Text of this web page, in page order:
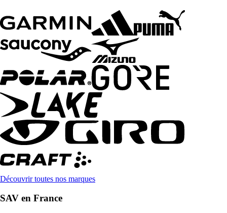
Découvrir toutes nos marques
SAV en France